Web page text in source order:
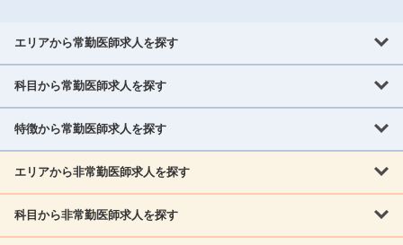
エリアから常勤医師求人を探す
北海道・東北
北海道 青森県 岩手県
茨城県 栃木県 群馬県
神奈川県 山梨県
科目から常勤医師求人を探す
内科系
消化器科 呼吸器科
特徴から常勤医師求人を探す
救急対応なし 女性医師歓迎
エリアから非常勤医師求人を探す
北海道・東北
科目から非常勤医師求人を探す